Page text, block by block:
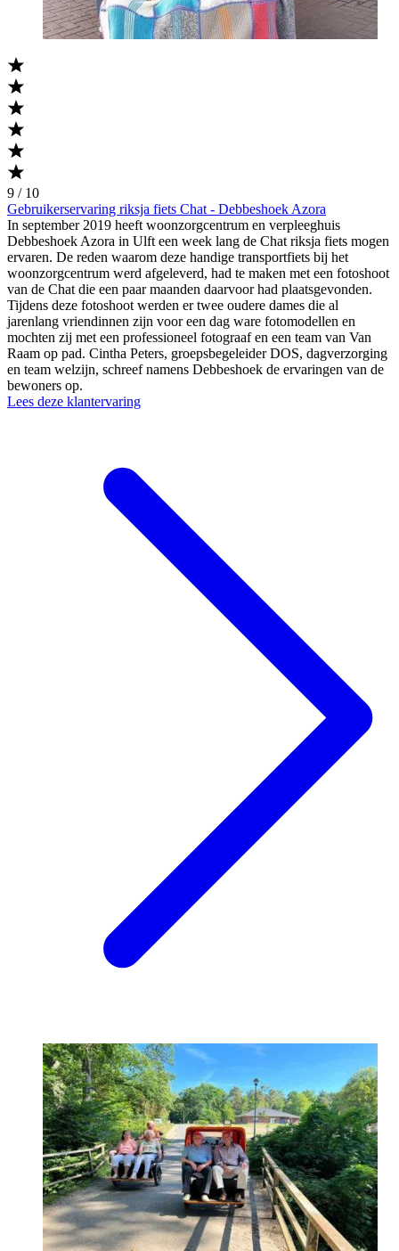
9 / 10
Gebruikerservaring riksja fiets Chat - Debbeshoek Azora
In september 2019 heeft woonzorgcentrum en verpleeghuis
Debbeshoek Azora in Ulft een week lang de Chat riksja fiets mogen
ervaren. De reden waarom deze handige transportfiets bij het
woonzorgcentrum werd afgeleverd, had te maken met een fotoshoot
van de Chat die een paar maanden daarvoor had plaatsgevonden.
Tijdens deze fotoshoot werden er twee oudere dames die al
jarenlang vriendinnen zijn voor een dag ware fotomodellen en
mochten zij met een professioneel fotograaf en een team van Van
Raam op pad. Cintha Peters, groepsbegeleider DOS, dagverzorging
en team welzijn, schreef namens Debbeshoek de ervaringen van de
bewoners op.
Lees deze klantervaring